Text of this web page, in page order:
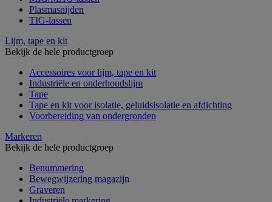
Plasmasnijden
TIG-lassen
Lijm, tape en kit
Bekijk de hele productgroep
Accessoires voor lijm, tape en kit
Industriële en onderhoudslijm
Tape
Tape en kit voor isolatie, geluidsisolatie en afdichting
Voorbereiding van ondergronden
Markeren
Bekijk de hele productgroep
Benummering
Bewegwijzering magazijn
Graveren